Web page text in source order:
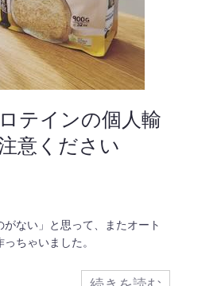
テインの個人輸
意ください
ない」と思って、またオート
ちゃいました。